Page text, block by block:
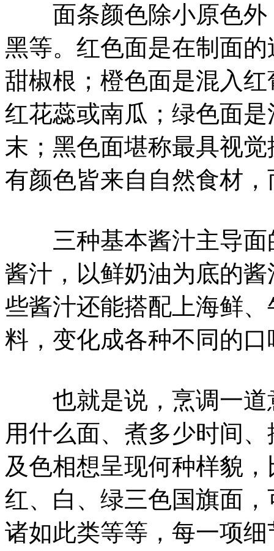
面条颜色除小原色外
黑等。红色面是在制面
甜椒根；橙色面是混入
红花蕊或南瓜；绿色面
末；黑色面堪称最具视
有颜色皆来自自然食材
三种基本酱汁主导面
酱汁，以鲜奶油为底的
些酱汁还能搭配上海鲜
料，变化成各种不同的
也就是说，烹调一道
用什么面、煮多少时间
及色相想呈现何种样貌
红、白、绿三色国旗面
诸如此类等等，每一项